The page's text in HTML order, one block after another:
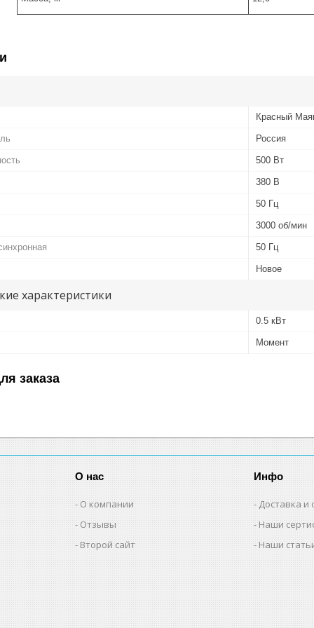
Красный
Россия
500 Вт
380 В
50 Гц
3000 об/мин
50 Гц
Новое
характеристики
0.5 кВт
Момент
заказа
О нас
О компании
Отзывы
Второй сайт
Инфо
Доставка и
Наши
Наши